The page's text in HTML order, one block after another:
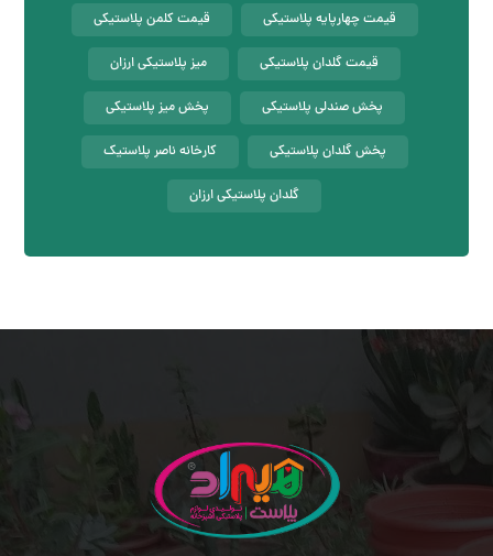
قیمت چهارپایه پلاستیکی قیمت کلمن پلاستیکی
قیمت گلدان پلاستیکی میز پلاستیکی ارزان
پخش صندلی پلاستیکی پخش میز پلاستیکی
پخش گلدان پلاستیکی کارخانه ناصر پلاستیک
گلدان پلاستیکی ارزان